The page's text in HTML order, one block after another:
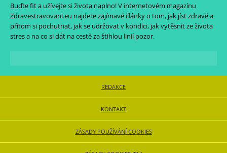
Buďte fit a užívejte si života naplno! V internetovém magazínu
Zdravestravovani.eu najdete zajímavé články o tom, jak jíst zdravě a
přitom si pochutnat, jak se udržovat v kondici, jak vytěsnit ze života
stres a na co si dát na cestě za štíhlou linií pozor.
REDAKCE
KONTAKT
ZÁSADY POUŽÍVÁNÍ COOKIES